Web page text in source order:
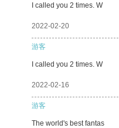
I called you 2 times. W
2022-02-20
游客
I called you 2 times. W
2022-02-16
游客
The world's best fantas